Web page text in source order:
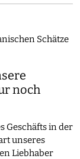
noch
Geschäfts in der
unseres
Liebhaber